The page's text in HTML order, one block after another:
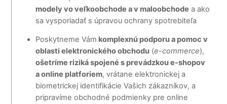
modely vo veľkoobchode a v maloobchode a ako
sa vysporiadať s úpravou ochrany spotrebiteľa
Poskytneme Vám komplexnú podporu a pomoc v
oblasti elektronického obchodu(e-commerce),
ošetríme riziká spojené s prevádzkou e-shopov
a online platforiem, vrátane elektronickej a
biometrickej identifikácie Vašich zákazníkov, a
pripravíme obchodné podmienky pre online